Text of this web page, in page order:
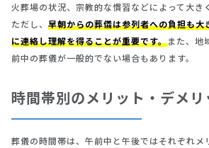
火葬場の状況、宗教的な慣習などによって大き
ただし、 早朝からの葬儀は参列者への負担も大
に連絡し理解を得ることが重要です。また、地
前中の葬儀が一般的でない場合もあります。
時間帯別のメリット・デメリ
葬儀の時間帯は、午前中と午後ではそれぞれメ